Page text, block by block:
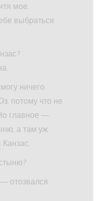
мое.
выбраться
ничего
потому что не
главное —
а там уж
отозвался